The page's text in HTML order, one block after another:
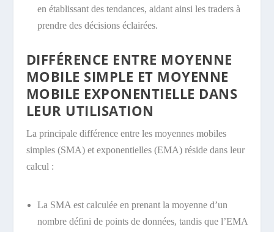
en établissant des tendances, aidant ainsi les traders à
prendre des décisions éclairées.
DIFFÉRENCE ENTRE MOYENNE
MOBILE SIMPLE ET MOYENNE
MOBILE EXPONENTIELLE DANS
LEUR UTILISATION
La principale différence entre les moyennes mobiles
simples (SMA) et exponentielles (EMA) réside dans leur
calcul :
La SMA est calculée en prenant la moyenne d’un
nombre défini de points de données, tandis que l’EMA